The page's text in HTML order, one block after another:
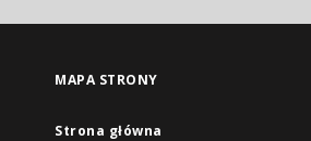
MAPA STRONY
Strona główna